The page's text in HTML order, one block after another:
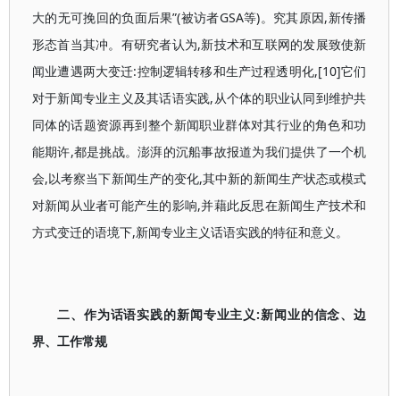
大的无可挽回的负面后果”(被访者GSA等)。究其原因,新传播
形态首当其冲。有研究者认为,新技术和互联网的发展致使新
闻业遭遇两大变迁:控制逻辑转移和生产过程透明化,[10]它们
对于新闻专业主义及其话语实践,从个体的职业认同到维护共
同体的话题资源再到整个新闻职业群体对其行业的角色和功
能期许,都是挑战。澎湃的沉船事故报道为我们提供了一个机
会,以考察当下新闻生产的变化,其中新的新闻生产状态或模式
对新闻从业者可能产生的影响,并藉此反思在新闻生产技术和
方式变迁的语境下,新闻专业主义话语实践的特征和意义。
二、作为话语实践的新闻专业主义:新闻业的信念、边
界、工作常规